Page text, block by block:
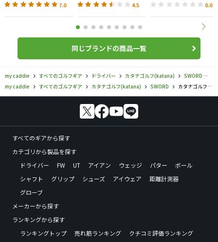
7.0 4.5 0.0
同じブランドの商品一覧
my caddie すべてのゴルフギア ドライバー カタナゴルフ(katana) SWORD
my caddie
すべてのゴルフギア カタナゴルフ(katana) SWORD カタナゴルフ／SWORD／SWORD X-450ドライバーの口コミ評価
すべてのギアから探す
カテゴリから製品を探す
ドライバー
FW UT アイアン ウェッジ パター
ボール
シャフト
グリップ シューズ アイウェア
距離計測器
グローブ
メーカーから探す
ランキングから探す
ランキングトップ
売れ筋ランキング
クチコミ評価ランキング